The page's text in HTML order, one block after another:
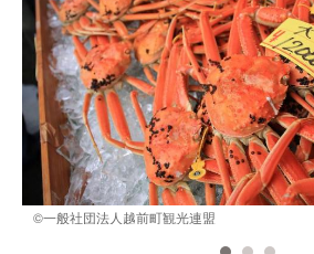
©︎一般社団法人越前町観光連盟